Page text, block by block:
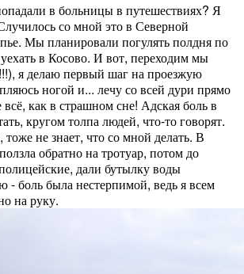
в больницы в путешествиях? Я
со мной это в Северной
Мы планировали погулять полдня по
в Косово. И вот, переходим мы
я делаю первый шаг на проезжую
ногой и... лечу со всей дури прямо
как в страшном сне! Адская боль в
кругом толпа людей, что-то говорят.
не знает, что со мной делать. В
обратно на тротуар, потом до
дали бутылку воды
- боль была нестерпимой, ведь я всем
на руку.